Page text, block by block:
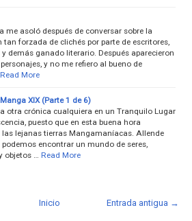
me asoló después de conversar sobre la
forzada de clichés por parte de escritores,
demás ganado literario. Después aparecieron
y no me refiero al bueno de
Read More
XIX (Parte 1 de 6)
otra crónica cualquiera en un Tranquilo Lugar
puesto que en esta buena hora
lejanas tierras Mangamaníacas. Allende
encontrar un mundo de seres,
objetos …
Read More
Entrada antigua →
Inicio